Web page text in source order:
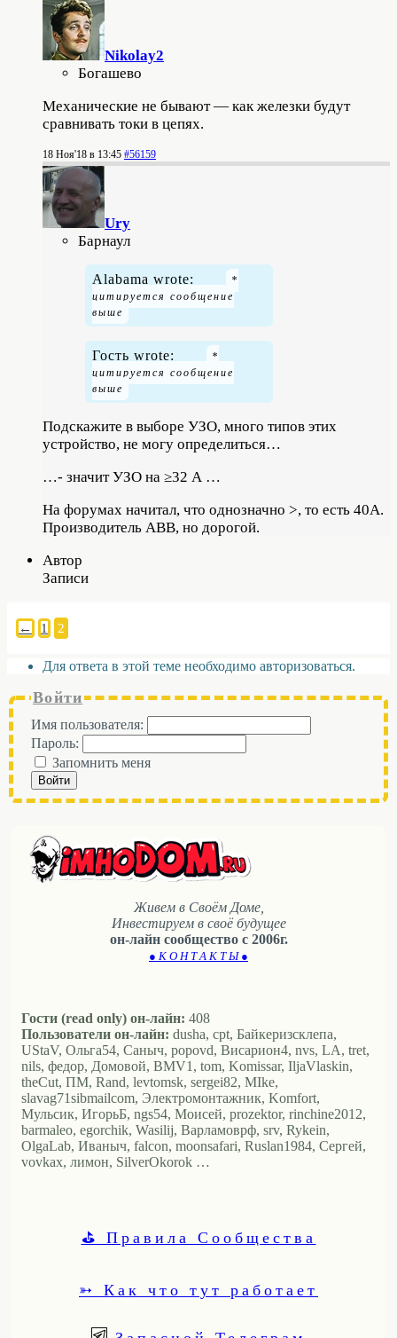
Nikolay2
Богашево
Механические не бывают — как железки будут
сравнивать токи в цепях.
18 Ноя'18 в 13:45 #56159
Ury
Барнаул
Alabama wrote:
Гость wrote:
Подскажите в выборе УЗО, много типов этих
устройство, не могу определиться…
…- значит УЗО на ≥32 А …
На форумах начитал, что однозначно >, то есть 40А.
Производитель АВВ, но дорогой.
Автор
Записи
← 1 2
Для ответа в этой теме необходимо авторизоваться.
Войти
Имя пользователя:
Пароль:
Запомнить меня
Войти
Живем в Своём Доме,
Инвестируем в своё будущее
он-лайн сообщество с 2006г.
● К О Н Т А К Т Ы ●
Гости (read only) он-лайн: 408
Пользователи он-лайн: dusha, cpt, Байкеризсклепа,
UStaV, Ольга54, Саныч, popovd, Висариoн4, nvs, LA, tret,
nils, федор, Домовой, BMV1, tom, Komissar, IljaVlaskin,
theCut, ПМ, Rand, levtomsk, sergei82, MIke,
slavag71sibmailcom, Электромонтажник, Komfort,
Мульсик, ИгорьБ, ngs54, Моисей, prozektor, rinchine2012,
barmaleo, egorchik, Wasilij, Варламоврф, srv, Rykein,
OlgaLab, Иваныч, falcon, moonsafari, Ruslan1984, Сергей,
vovkax, лимон, SilverOkorok …
⛳ Правила Сообщества
➳ Как что тут работает